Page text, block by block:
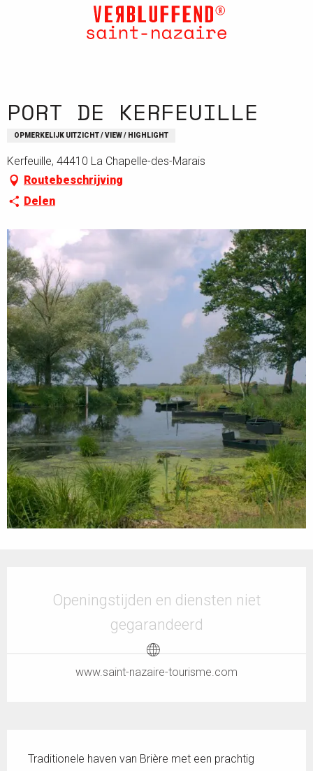
PORT DE KERFEUILLE
OPMERKELIJK UITZICHT / VIEW / HIGHLIGHT
Kerfeuille, 44410 La Chapelle-des-Marais
Routebeschrijving
Delen
Openingstijden en diensten niet
gegarandeerd
www.saint-nazaire-tourisme.com
Traditionele haven van Brière met een prachtig